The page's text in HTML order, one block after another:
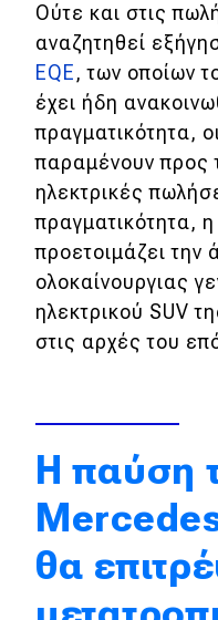
Τεχνολογία
Ασφάλεια
Αγορά
Απόψεις
Test Drive
Δοκιμή
Αποστολή
Αγώνες
Formula 1
WRC
Ούτε και στις
αναζητηθεί
EQE, των οποίων
έχει ήδη
πραγματικότητα,
παραμένουν προς
ηλεκτρικές
πραγματικότητα,
προετοιμάζει την
ολοκαίνουργιας
ηλεκτρικού SUV
στις αρχές του
Η παύση
θα